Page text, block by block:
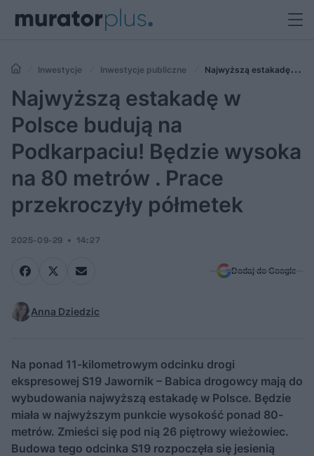
Inwestycje Inwestycje publiczne
Najwyższą estakadę w
Polsce budują na Podkarpaciu! Będzie wysoka na 80 metrów . Prace
przekroczyły półmetek
Najwyższą estakadę w
Polsce budują na
Podkarpaciu! Będzie wysoka
na 80 metrów . Prace
przekroczyły półmetek
2025-09-29 14:27
Dodaj do Google
Anna Dziedzic
Na ponad 11-kilometrowym odcinku drogi
ekspresowej S19 Jawornik – Babica drogowcy mają do
wybudowania najwyższą estakadę w Polsce. Będzie
miała w najwyższym punkcie wysokość ponad 80-
metrów. Zmieści się pod nią 26 piętrowy wieżowiec.
Budowa tego odcinka S19 rozpoczęła się jesienią